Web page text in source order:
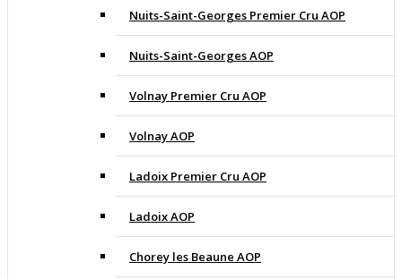
Nuits-Saint-Georges Premier Cru AOP
Nuits-Saint-Georges AOP
Volnay Premier Cru AOP
Volnay AOP
Ladoix Premier Cru AOP
Ladoix AOP
Chorey les Beaune AOP